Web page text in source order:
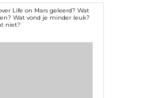
Life on Mars geleerd? Wat
Wat vond je minder leuk?
niet?